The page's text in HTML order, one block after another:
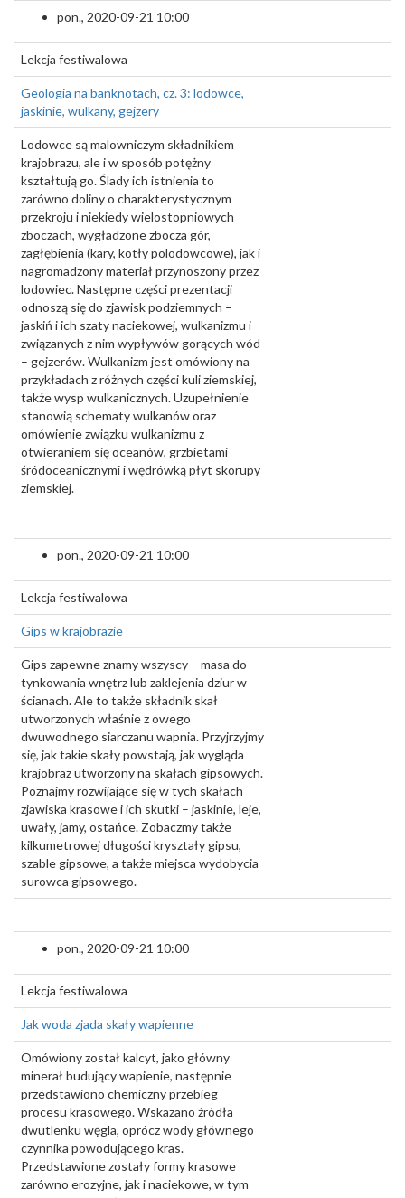
pon., 2020-09-21 10:00
Lekcja festiwalowa
Geologia na banknotach, cz. 3: lodowce,
jaskinie, wulkany, gejzery
Lodowce są malowniczym składnikiem
krajobrazu, ale i w sposób potężny
kształtują go. Ślady ich istnienia to
zarówno doliny o charakterystycznym
przekroju i niekiedy wielostopniowych
zboczach, wygładzone zbocza gór,
zagłębienia (kary, kotły polodowcowe), jak i
nagromadzony materiał przynoszony przez
lodowiec. Następne części prezentacji
odnoszą się do zjawisk podziemnych –
jaskiń i ich szaty naciekowej, wulkanizmu i
związanych z nim wypływów gorących wód
– gejzerów. Wulkanizm jest omówiony na
przykładach z różnych części kuli ziemskiej,
także wysp wulkanicznych. Uzupełnienie
stanowią schematy wulkanów oraz
omówienie związku wulkanizmu z
otwieraniem się oceanów, grzbietami
śródoceanicznymi i wędrówką płyt skorupy
ziemskiej.
pon., 2020-09-21 10:00
Lekcja festiwalowa
Gips w krajobrazie
Gips zapewne znamy wszyscy – masa do
tynkowania wnętrz lub zaklejenia dziur w
ścianach. Ale to także składnik skał
utworzonych właśnie z owego
dwuwodnego siarczanu wapnia. Przyjrzyjmy
się, jak takie skały powstają, jak wygląda
krajobraz utworzony na skałach gipsowych.
Poznajmy rozwijające się w tych skałach
zjawiska krasowe i ich skutki – jaskinie, leje,
uwały, jamy, ostańce. Zobaczmy także
kilkumetrowej długości kryształy gipsu,
szable gipsowe, a także miejsca wydobycia
surowca gipsowego.
pon., 2020-09-21 10:00
Lekcja festiwalowa
Jak woda zjada skały wapienne
Omówiony został kalcyt, jako główny
minerał budujący wapienie, następnie
przedstawiono chemiczny przebieg
procesu krasowego. Wskazano źródła
dwutlenku węgla, oprócz wody głównego
czynnika powodującego kras.
Przedstawione zostały formy krasowe
zarówno erozyjne, jak i naciekowe, w tym